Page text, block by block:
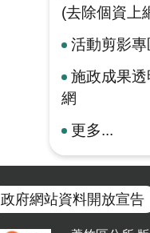
(去除個資上
活動剪影專
施政成果
網
更多...
政府網站資料開放宣告